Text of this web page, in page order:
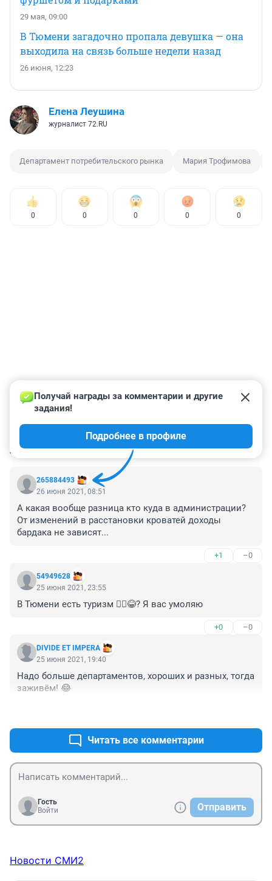
29 мая, 09:00
В Тюмени загадочно пропала девушка — она
выходила на связь больше недели назад
26 июня, 12:23
Елена Леушина
журналист 72.RU
Департамент потребительского рынка Мария Трофимова
0 0 0 0 0
КОММЕНТАРИИ 9
265884493
Получай награды за комментарии и другие
задания!
Подробнее в профиле
26 июня 2021, 08:51
А какая вообще разница кто куда в администрации?
От изменений в расстановки кроватей доходы
бардака не зависят...
+1 –0
54949628
25 июня 2021, 23:55
В Тюмени есть туризм 🤦‍♂️😂? Я вас умоляю
+0 –0
DIVIDE ET IMPERA
25 июня 2021, 19:40
Надо больше департаментов, хороших и разных, тогда
заживём! 😂
Читать все комментарии
Гость
Войти
Отправить
Новости СМИ2